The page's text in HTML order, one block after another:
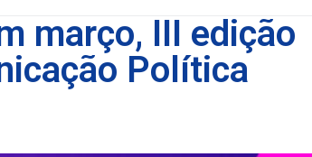
março, III edição
Política